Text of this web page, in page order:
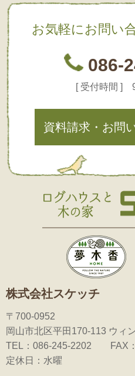
お気軽にお問い
086-
[ 受付時間 ]
資料請求・お問
株式会社スケッチ
〒700-0952
岡山市北区平田170-113 ウィ
TEL：086-245-2202 FAX
定休日：水曜